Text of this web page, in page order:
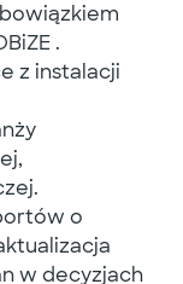
.
z instalacji
o
w decyzjach